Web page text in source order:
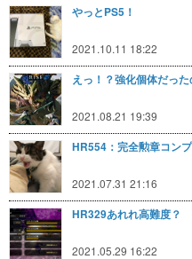
やっとPS5！
2021.10.11 18:22
えっ！？強化個体だった
2021.08.21 19:39
HR554：完全勲章コンプ
2021.07.31 21:16
HR329あれれ高難度？
2021.05.29 16:22